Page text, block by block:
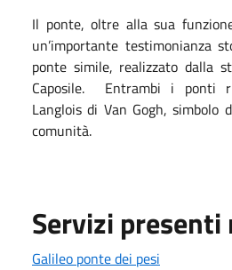
Il ponte, oltre alla sua
un’importante testimonianza
ponte simile, realizzato dalla
Caposile.
Entrambi i ponti
Langlois di Van Gogh, simbolo
comunità.
Servizi presenti
Galileo ponte dei pesi